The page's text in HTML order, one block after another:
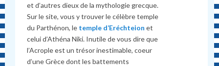
et d’autres dieux de la mythologie grecque.
Sur le site, vous y trouver le célèbre temple
du Parthénon, le temple d’Eréchteion et
celui d’Athéna Niki. Inutile de vous dire que
l’Acrople est un trésor inestimable, coeur
d’une Grèce dont les battements